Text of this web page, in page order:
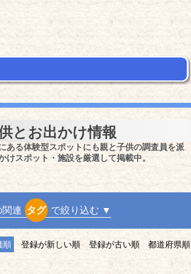
とお出かけ情報
る体験型スポットにも親と子供の調査員を派
スポット・施設を厳選して掲載中。
関連 タグ で絞り込む ▼
順 登録が新しい順 登録が古い順 都道府県順